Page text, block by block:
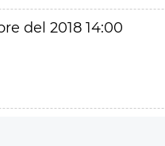
del 2018 14:00